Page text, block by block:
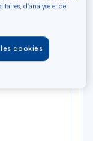
d'analyse et de
cookies